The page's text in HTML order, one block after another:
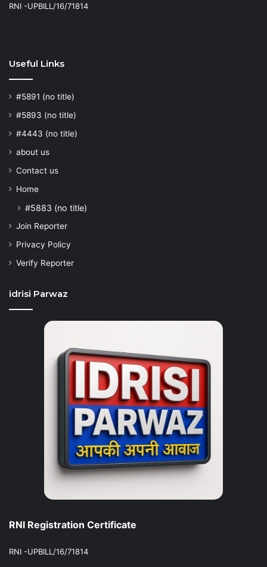
RNI -UPBILL/16/71814
Useful Links
#5891 (no title)
#5893 (no title)
#4443 (no title)
about us
Contact us
Home
#5883 (no title)
Join Reporter
Privacy Policy
Verify Reporter
idrisi Parwaz
RNI Registration Certificate
RNI -UPBILL/16/71814